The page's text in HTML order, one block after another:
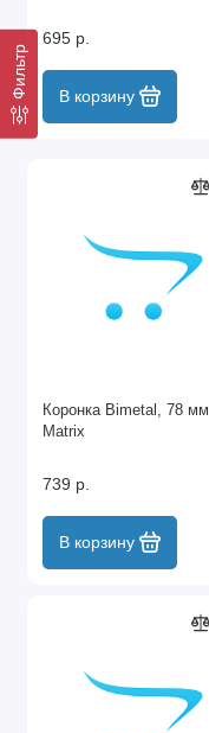
Фильтр
695 р.
В корзину
Коронка Bimetal, 78 мм
Matrix
739 р.
В корзину